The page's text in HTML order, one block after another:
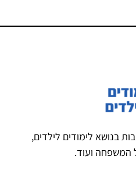
בנושא לימודים לילדים,
המשפחה ועוד.